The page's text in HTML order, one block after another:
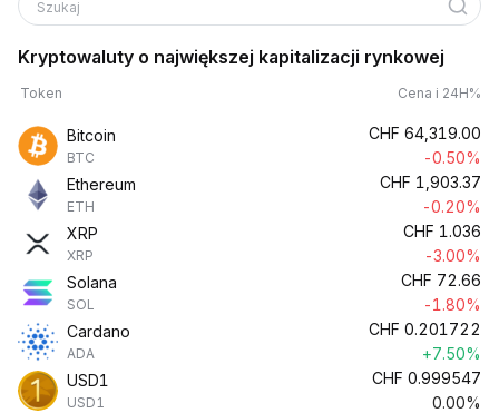
Szukaj
Kryptowaluty o największej kapitalizacji rynkowej
Token Cena i 24H%
Bitcoin
BTC
CHF 64,319.00
-0.50%
Ethereum
ETH
CHF 1,903.37
-0.20%
XRP
XRP
CHF 1.036
-3.00%
Solana
SOL
CHF 72.66
-1.80%
Cardano
ADA
CHF 0.201722
+7.50%
USD1
USD1
CHF 0.999547
0.00%